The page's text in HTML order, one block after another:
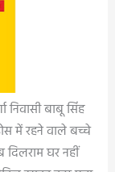
निवासी बाबू सिंह
में रहने वाले बच्चे
घर नहीं